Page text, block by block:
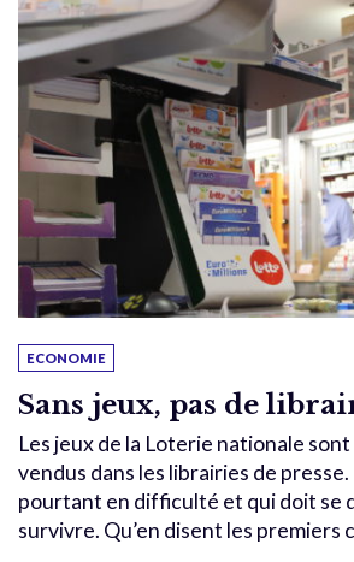
ECONOMIE
Sans jeux, pas de
Les jeux de la Loterie nationale
vendus dans les librairies de
pourtant en difficulté et qui doit se
survivre. Qu’en disent les premiers